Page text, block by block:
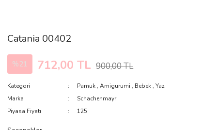
Catania 00402
%21 712,00 TL 900,00 TL
Kategori Pamuk ,Amigurumi , Bebek ,Yaz
Marka
Schachenmayr
Piyasa Fiyatı
125